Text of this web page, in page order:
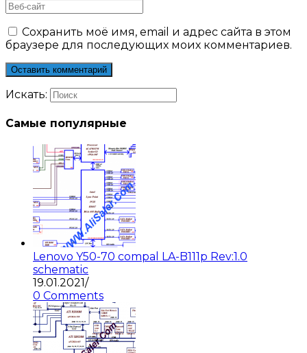
Сохранить моё имя, email и адрес сайта в этом
браузере для последующих моих комментариев.
Искать:
Самые популярные
Lenovo Y50-70 compal LA-B111p Rev:1.0
schematic
19.01.2021/
0 Comments